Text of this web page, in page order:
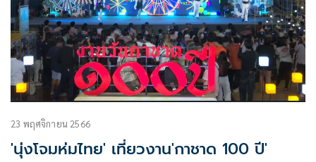
23 พฤศจิกายน 2566
'นุ่งโจมห่มไทย' เที่ยวงาน'กาชาด 100 ปี'